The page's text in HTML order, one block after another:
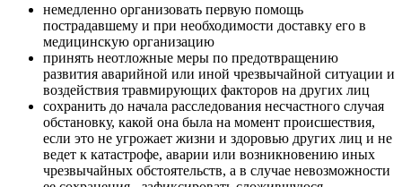
немедленно организовать первую помощь
пострадавшему и при необходимости доставку его в
медицинскую организацию
принять неотложные меры по предотвращению
развития аварийной или иной чрезвычайной ситуации и
воздействия травмирующих факторов на других лиц
сохранить до начала расследования несчастного случая
обстановку, какой она была на момент происшествия,
если это не угрожает жизни и здоровью других лиц и не
ведет к катастрофе, аварии или возникновению иных
чрезвычайных обстоятельств, а в случае невозможности